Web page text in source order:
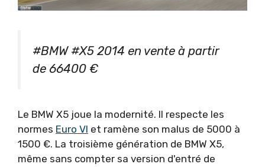
#BMW #X5 2014 en vente à partir
de 66400 €
Le BMW X5 joue la modernité. Il respecte les
normes Euro VI et ramène son malus de 5000 à
1500 €. La troisième génération de BMW X5,
même sans compter sa version d'entré de